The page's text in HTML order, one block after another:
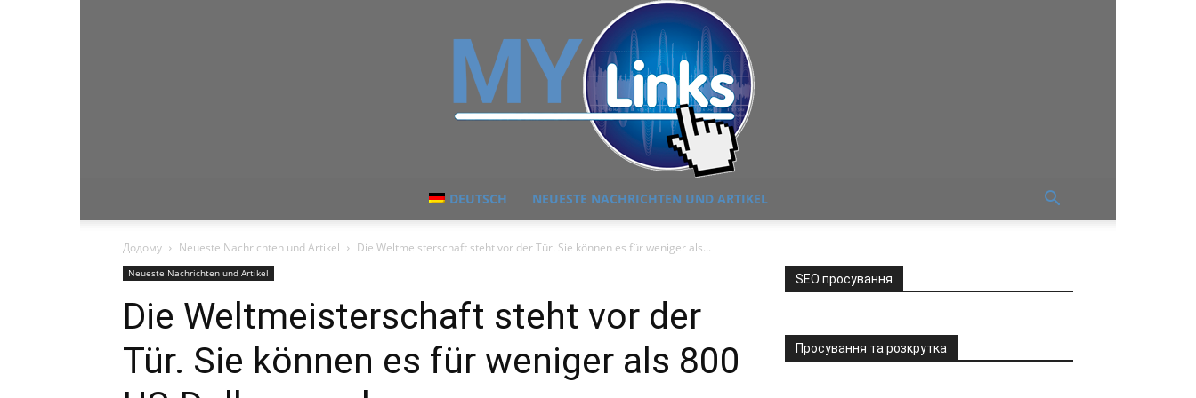
DEUTSCH NEUESTE NACHRICHTEN UND ARTIKEL
Додому Neueste Nachrichten und Artikel Die Weltmeisterschaft steht vor der Tür. Sie können es für weniger als...
Neueste Nachrichten und Artikel
Die Weltmeisterschaft steht vor der
Tür. Sie können es für weniger als 800
SEO просування
Просування та розкрутка